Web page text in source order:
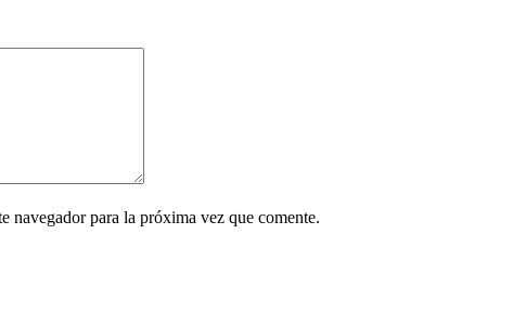
navegador para la próxima vez que comente.